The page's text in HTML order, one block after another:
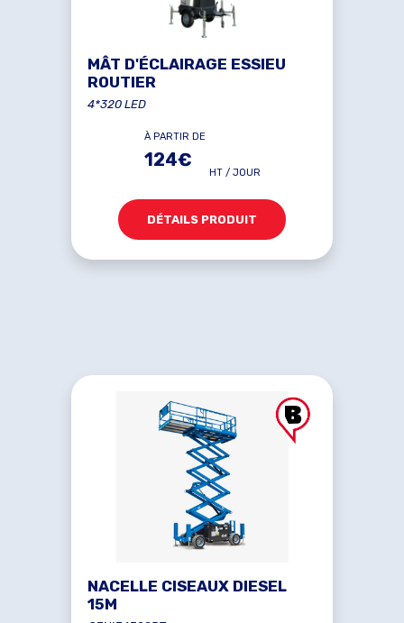
MÂT D'ÉCLAIRAGE ESSIEU
ROUTIER
4*320 LED
À PARTIR DE
124€
HT / JOUR
DÉTAILS PRODUIT
NACELLE CISEAUX DIESEL
15M